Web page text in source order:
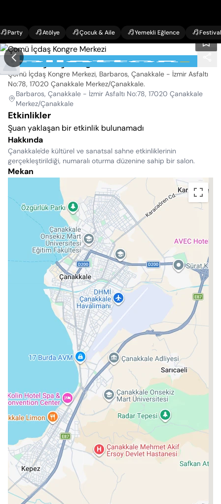
Party Atölye Çocuk & Aile Yemekli Eğlence Festival
Çomü İçdaş Kongre Merkezi
Çomü İçdaş Kongre Merkezi, Barbaros, Çanakkale - İzmir Asfaltı
No:78, 17020 Çanakkale Merkez/Çanakkale.
Barbaros, Çanakkale - İzmir Asfaltı No:78, 17020 Çanakkale
Merkez/Çanakkale
Etkinlikler
Şuan yaklaşan bir etkinlik bulunamadı
Hakkında
Çanakkale'de kültürel ve sanatsal sahne etkinliklerinin
gerçekleştirildiği, numaralı oturma düzenine sahip bir salon.
Mekan